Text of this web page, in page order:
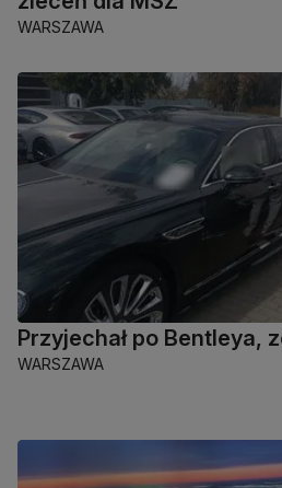
WARSZAWA
Przyjechał po Bentleya,
WARSZAWA